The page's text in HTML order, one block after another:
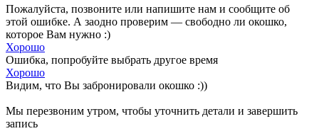
Пожалуйста, позвоните или напишите нам и сообщите об
этой ошибке. А заодно проверим — свободно ли окошко,
которое Вам нужно :)
Хорошо
Ошибка, попробуйте выбрать другое время
Хорошо
Видим, что Вы забронировали окошко :))
Мы перезвоним утром, чтобы уточнить детали и завершить
запись